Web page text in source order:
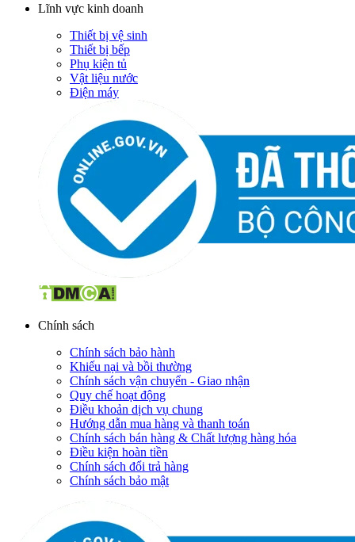
Lĩnh vực kinh doanh
Thiết bị vệ sinh
Thiết bị bếp
Phụ kiện tủ
Vật liệu nước
Điện máy
Chính sách
Chính sách bảo hành
Khiếu nại và bồi thường
Chính sách vận chuyển - Giao nhận
Quy chế hoạt động
Điều khoản dịch vụ chung
Hướng dẫn mua hàng và thanh toán
Chính sách bán hàng & Chất lượng hàng hóa
Điều kiện hoàn tiền
Chính sách đổi trả hàng
Chính sách bảo mật